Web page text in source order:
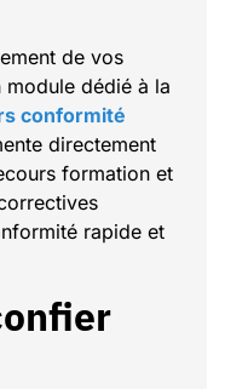
de vos
dédié à la
conformité
directement
formation et
rapide et